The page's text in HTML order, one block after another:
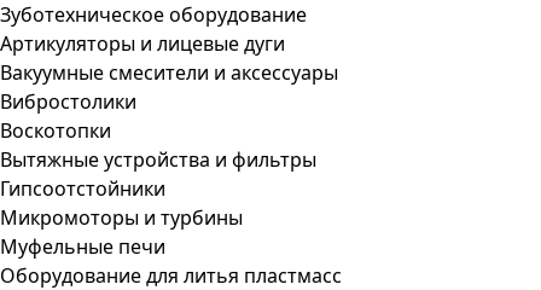
Зуботехническое оборудование
Артикуляторы и лицевые дуги
Вакуумные смесители и аксессуары
Вибростолики
Воскотопки
Вытяжные устройства и фильтры
Гипсоотстойники
Микромоторы и турбины
Муфельные печи
Оборудование для литья пластмасс